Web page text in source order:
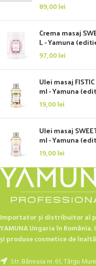
89,00lei
Crema masaj
L - Yamuna
97,00lei
Ulei masaj FISTIC
ml - Yamuna
19,00lei
Ulei masaj
ml - Yamuna
19,00lei
Importator și distribuitor al
YAMUNA Ungaria în
și produse cosmetice de
Str. Băneasa nr. 61, Târgu